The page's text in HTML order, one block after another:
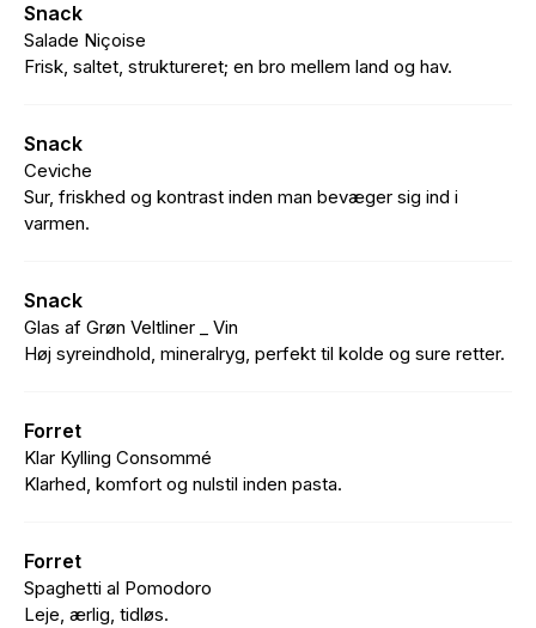
Snack
Salade Niçoise
Frisk, saltet, struktureret; en bro mellem land og hav.
Snack
Ceviche
Sur, friskhed og kontrast inden man bevæger sig ind i
varmen.
Snack
Glas af Grøn Veltliner _ Vin
Høj syreindhold, mineralryg, perfekt til kolde og sure retter.
Forret
Klar Kylling Consommé
Klarhed, komfort og nulstil inden pasta.
Forret
Spaghetti al Pomodoro
Leje, ærlig, tidløs.